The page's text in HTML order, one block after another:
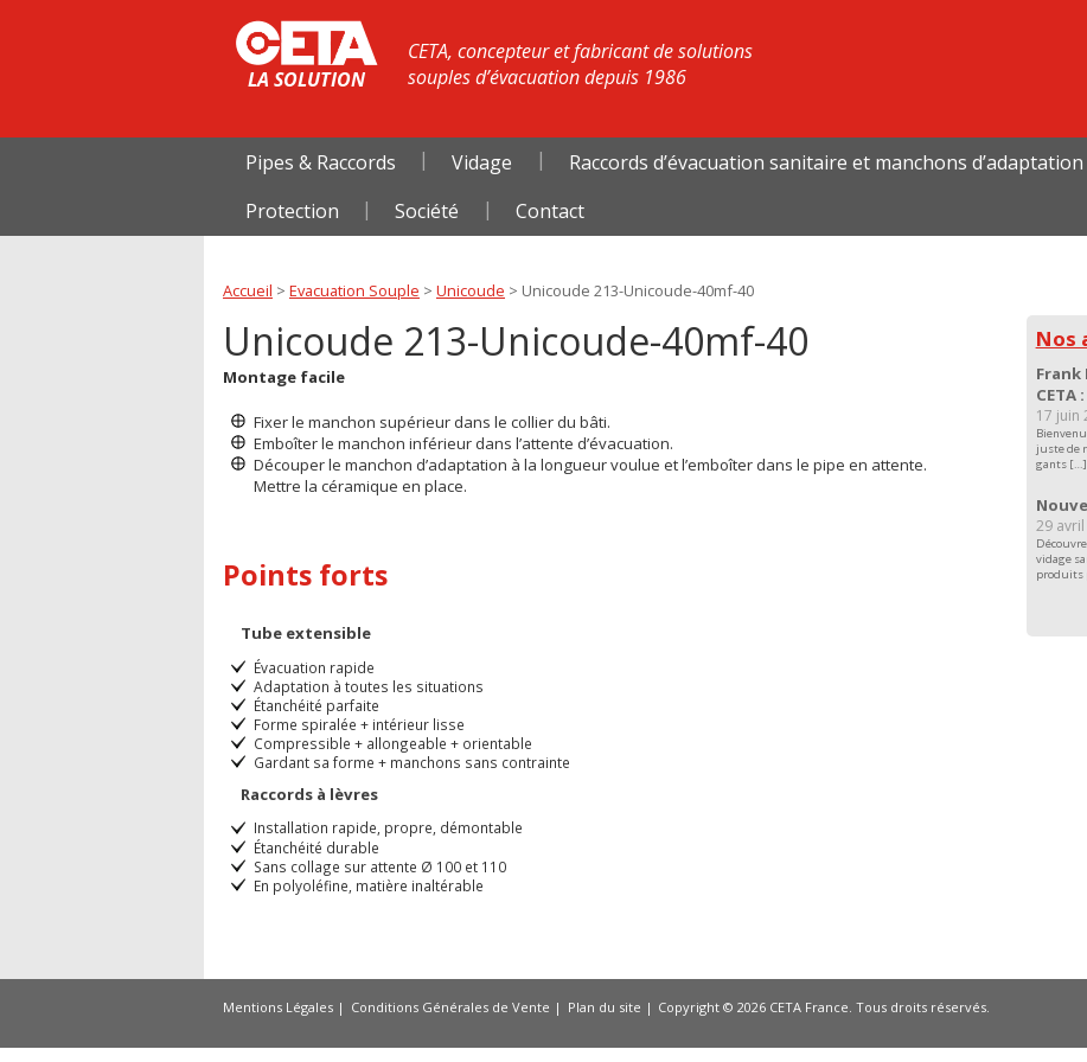
LA SOLUTION
CETA, concepteur et fabricant de solutions
souples d’évacuation depuis 1986
Pipes & Raccords Vidage Raccords d’évacuation sanitaire et manchons d’adaptation
Protection
Société Contact
Accueil > Evacuation Souple > Unicoude > Unicoude 213-Unicoude-40mf-40
Unicoude 213-Unicoude-40mf-40
Montage facile
Fixer le manchon supérieur dans le collier du bâti.
Emboîter le manchon inférieur dans l’attente d’évacuation.
Découper le manchon d’adaptation à la longueur voulue et l’emboîter dans le pipe en attente.
Mettre la céramique en place.
Points forts
Tube extensible
Évacuation rapide
Adaptation à toutes les situations
Étanchéité parfaite
Forme spiralée + intérieur lisse
Compressible + allongeable + orientable
Gardant sa forme + manchons sans contrainte
Raccords à lèvres
Installation rapide, propre, démontable
Étanchéité durable
Sans collage sur attente Ø 100 et 110
En polyoléfine, matière inaltérable
Nos
17 juin
juste de
gants […]
29
vidage
produits
Mentions Légales Conditions Générales de Vente Plan du site Copyright © 2026 CETA France. Tous droits réservés.